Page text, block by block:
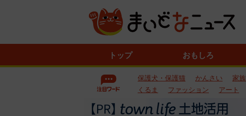
トップ おもしろ
保護犬・保護猫 かんさい 家族
くるま
ファッション アート